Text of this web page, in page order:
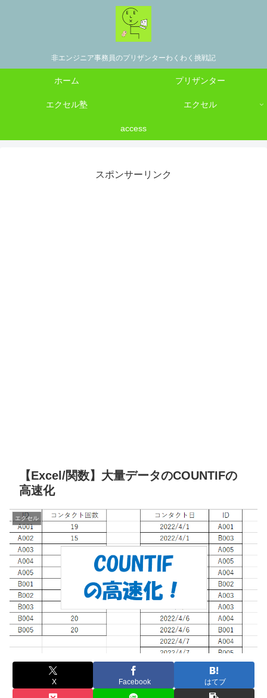
非エンジニア事務員のプリザンターわくわく挑戦記
ホーム プリザンター
エクセル塾 エクセル
access
スポンサーリンク
【Excel/関数】大量データのCOUNTIFの
高速化
エクセル
X Facebook はてブ